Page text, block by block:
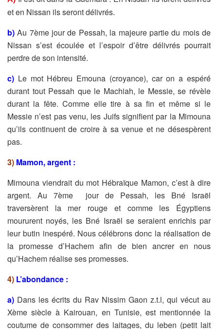
et en Nissan ils seront délivrés.
b) Au 7ème jour de Pessah, la majeure partie du mois de
Nissan s’est écoulée et l’espoir d’être délivrés pourrait
perdre de son intensité.
c) Le mot Hébreu Emouna (croyance), car on a espéré́
durant tout Pessah que le Machiah, le Messie, se révèle
durant la fête. Comme elle tire à sa fin et même si le
Messie n’est pas venu, les Juifs signifient par la Mimouna
qu’ils continuent de croire à sa venue et ne désespèrent
pas.
3) Mamon, argent :
Mimouna viendrait du mot Hébraïque Mamon, c’est à dire
argent. Au 7ème jour de Pessah, les Bné Israël
traversèrent la mer rouge et comme les Égyptiens
moururent noyés, les Bné Israël se seraient enrichis par
leur butin inespéré́. Nous célébrons donc la réalisation de
la promesse d’Hachem afin de bien ancrer en nous
qu’Hachem réalise ses promesses.
4) L’abondance :
a) Dans les écrits du Rav Nissim Gaon z.t.l, qui vécut au
Xème siècle à Kairouan, en Tunisie, est mentionnée la
coutume de consommer des laitages, du leben (petit lait